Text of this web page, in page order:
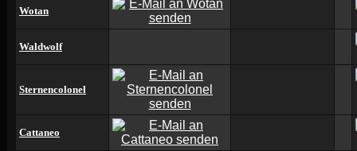
Wotan
Waldwolf
Sternencolonel
Cattaneo